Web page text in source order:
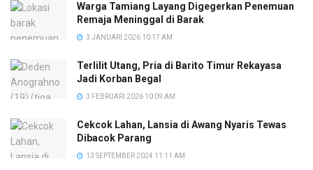
Warga Tamiang Layang Digegerkan Penemuan
Remaja Meninggal di Barak
3 JANUARI 2026 10:17 AM
Terlilit Utang, Pria di Barito Timur Rekayasa
Jadi Korban Begal
3 FEBRUARI 2026 10:09 AM
Cekcok Lahan, Lansia di Awang Nyaris Tewas
Dibacok Parang
13 SEPTEMBER 2024 11:11 AM